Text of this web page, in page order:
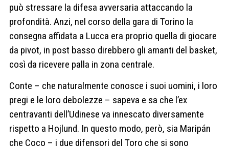
può stressare la difesa avversaria attaccando la
profondità. Anzi, nel corso della gara di Torino la
consegna affidata a Lucca era proprio quella di giocare
da pivot, in post basso direbbero gli amanti del basket,
così da ricevere palla in zona centrale.
Conte – che naturalmente conosce i suoi uomini, i loro
pregi e le loro debolezze – sapeva e sa che l’ex
centravanti dell’Udinese va innescato diversamente
rispetto a Hojlund. In questo modo, però, sia Maripán
che Coco – i due difensori del Toro che si sono